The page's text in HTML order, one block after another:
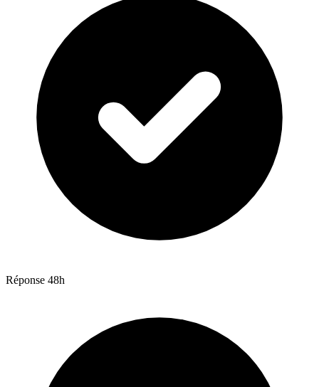
Réponse 48h